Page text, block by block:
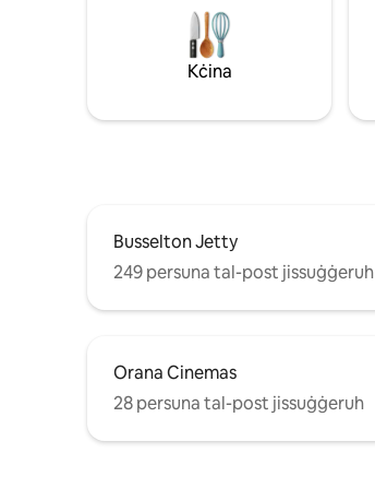
Kċina
Busselton Jetty
249 persuna tal-post jissuġġeruh
Orana Cinemas
28 persuna tal-post jissuġġeruh